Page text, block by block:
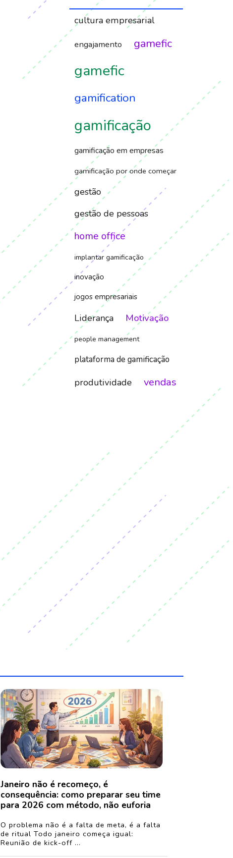
cultura empresarial
engajamento gamefic
gamefic
gamification
gamificação
gamificação em empresas
gamificação por onde começar
gestão
gestão de pessoas
home office
implantar gamificação
inovação
jogos empresariais
Liderança Motivação
people management
plataforma de gamificação
produtividade vendas
Janeiro não é recomeço, é
consequência: como preparar seu time
para 2026 com método, não euforia
O problema não é a falta de meta, é a falta
de ritual Todo janeiro começa igual:
Reunião de kick-off ...